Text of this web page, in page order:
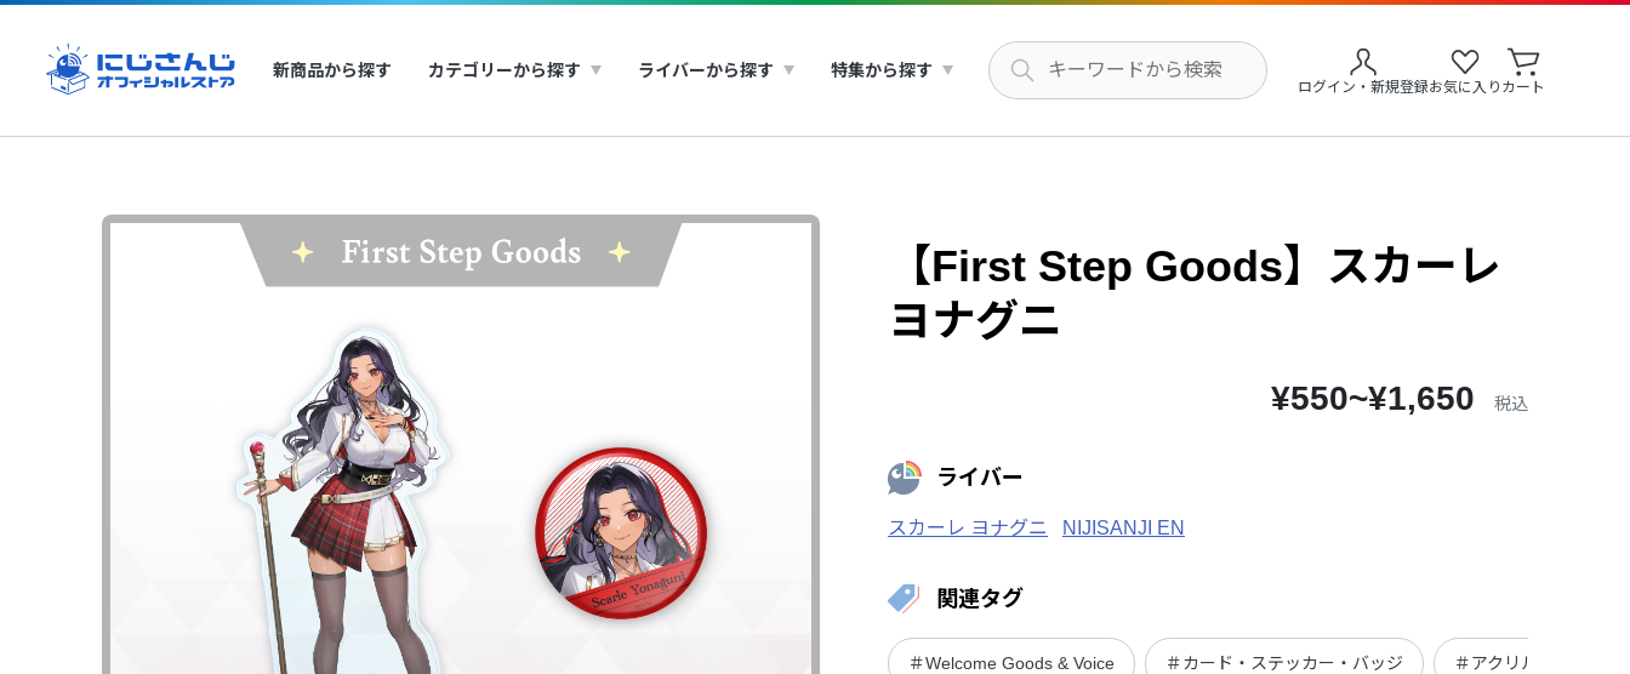
新商品から探す カテゴリーから探す ライバーから探す 特集から探す
ログイン・新規登録お気に入り カート
【First Step Goods】スカーレ
ヨナグニ
¥550~¥1,650 税込
ライバー
スカーレ ヨナグニ NIJISANJI EN
関連タグ
＃Welcome Goods & Voice ＃カード・ステッカー・バッジ ＃アクリルグッズ